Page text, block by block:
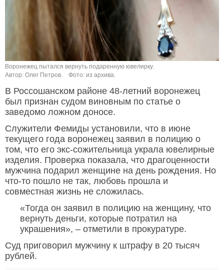
Воронежец пытался вернуть подаренную ювелирку.
Автор: Олег Петров.
Фото: из архива.
В Россошанском районе 48-летний воронежец
был признан судом виновным по статье о
заведомо ложном доносе.
Служители Фемиды установили, что в июне
текущего года воронежец заявил в полицию о
том, что его экс-сожительница украла ювелирные
изделия. Проверка показала, что драгоценности
мужчина подарил женщине на день рождения. Но
что-то пошло не так, любовь прошла и
совместная жизнь не сложилась.
«Тогда он заявил в полицию на женщину, что
вернуть деньги, которые потратил на
украшения», – отметили в прокуратуре.
Суд приговорил мужчину к штрафу в 20 тысяч
рублей.